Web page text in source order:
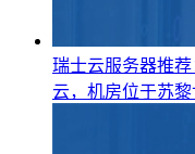
瑞士云服务器推荐
云，机房位于苏